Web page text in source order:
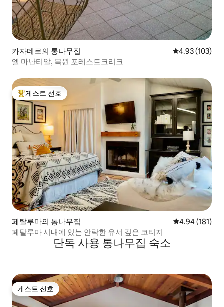
카자데로의 통나무집 평점 4.93점(5
4.93 (103)
엘 마난티알, 복원 포레스트크리크
상위 게스트 선호
게스트 선호
페탈루마의 통나무집 평점 4.94점(5
4.94 (181)
페탈루마 시내에 있는 안락한 유서 깊은 코티지
단독 사용 통나무집 숙소
게스트 선호
게스트 선호